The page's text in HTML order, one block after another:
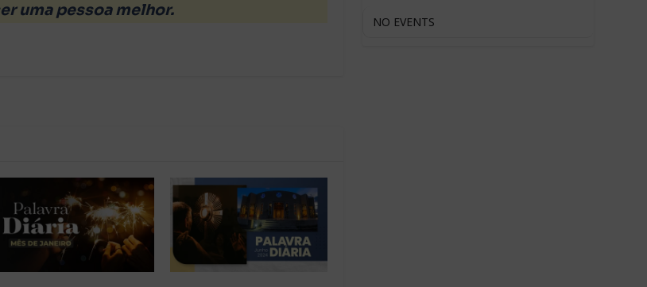
uma pessoa melhor.
NO EVENTS